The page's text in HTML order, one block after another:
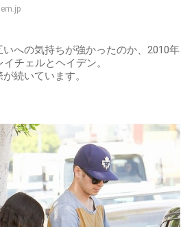
への気持ちが強かったのか、2010年
チェルとヘイデン。
続いています。